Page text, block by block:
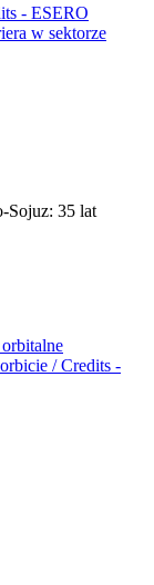
w sektorze
Sojuz: 35 lat